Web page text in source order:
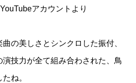
アカウントより
の美しさとシンクロした振付、
技力が全て組み合わされた、鳥
ね。